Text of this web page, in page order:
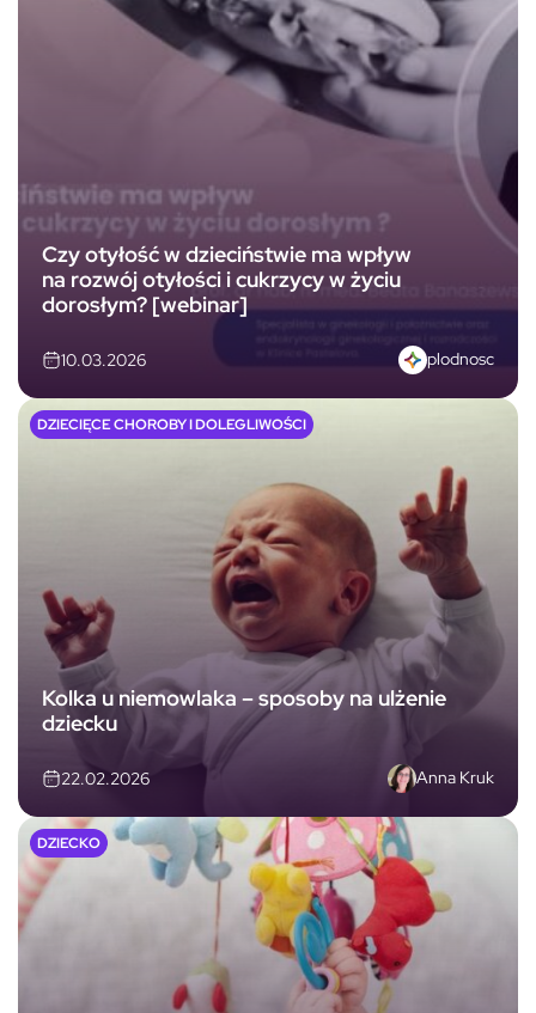
Czy otyłość w dzieciństwie ma wpływ
na rozwój otyłości i cukrzycy w życiu
dorosłym? [webinar]
10.03.2026 plodnosc
Kolka u niemowlaka – sposoby na ulżenie
dziecku
22.02.2026 Anna Kruk
DZIECIĘCE CHOROBY I DOLEGLIWOŚCI
DZIECKO